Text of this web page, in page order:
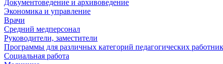
Документоведение и архивоведение
Экономика и управление
Врачи
Средний медперсонал
Руководители, заместители
Программы для различных категорий педагогических
Социальная работа